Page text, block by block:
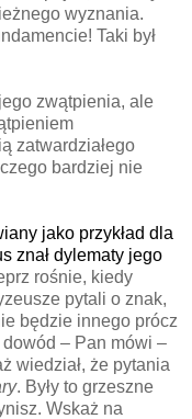
wyznania.
Taki był
zwątpienia, ale
zatwardziałego
bardziej nie
jako przykład dla
znał dylematy jego
rośnie, kiedy
pytali o znak,
będzie innego prócz
dowód – Pan mówi –
wiedział, że pytania
. Były to grzeszne
Wskaż na